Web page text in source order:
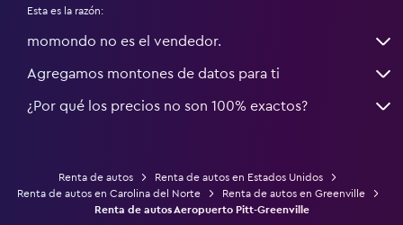
Esta es la razón:
momondo no es el vendedor.
Agregamos montones de datos para ti
¿Por qué los precios no son 100% exactos?
Renta de autos
Renta de autos en Estados Unidos
Renta de autos en Carolina del Norte
Renta de autos en Greenville
Renta de autos Aeropuerto Pitt-Greenville